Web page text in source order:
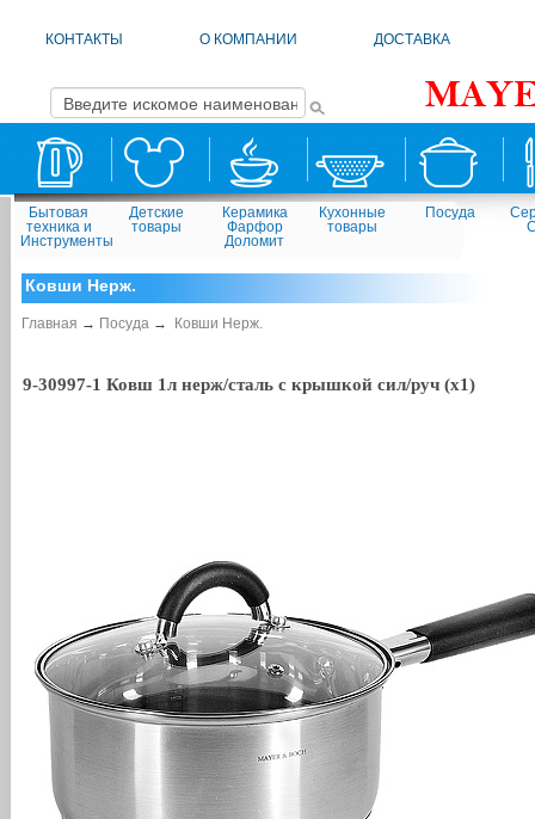
КОНТАКТЫ О КОМПАНИИ ДОСТАВКА
Бытовая
техника и
Инструменты
Детские
товары
Керамика
Фарфор
Доломит
Кухонные
товары
Посуда
Ковши Нерж.
Главная → Посуда→ Ковши Нерж.
9-30997-1 Ковш 1л нерж/сталь с крышкой сил/руч (х1)